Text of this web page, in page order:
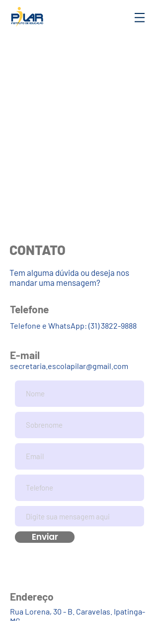
CONTATO
Tem alguma dúvida ou deseja nos
mandar uma mensagem?
Telefone
Telefone e WhatsApp: (31) 3822-9888
E-mail
secretaria.escolapilar@gmail.com
Enviar
Endereço
Rua Lorena, 30 - B. Caravelas. Ipatinga-